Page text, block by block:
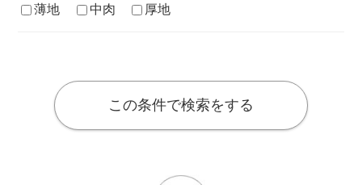
薄地 中肉 厚地
この条件で検索をする